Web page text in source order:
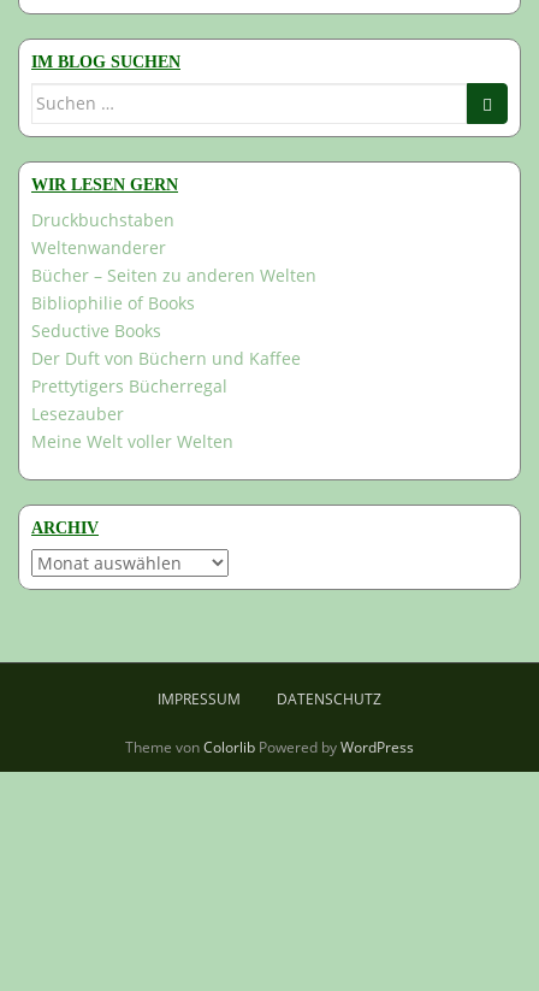
IM BLOG SUCHEN
Suchen
WIR LESEN GERN
Druckbuchstaben
Weltenwanderer
Bücher – Seiten zu anderen Welten
Bibliophilie of Books
Seductive Books
Der Duft von Büchern und Kaffee
Prettytigers Bücherregal
Lesezauber
Meine Welt voller Welten
ARCHIV
Archiv
IMPRESSUM DATENSCHUTZ
Theme vonColorlib Powered byWordPress